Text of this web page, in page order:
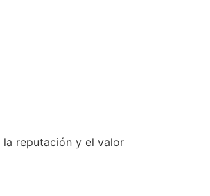
la reputación y el valor